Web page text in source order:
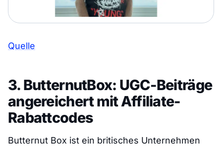
Quelle
3. ButternutBox: UGC-Beiträge
angereichert mit Affiliate-
Rabattcodes
Butternut Box ist ein britisches Unternehmen